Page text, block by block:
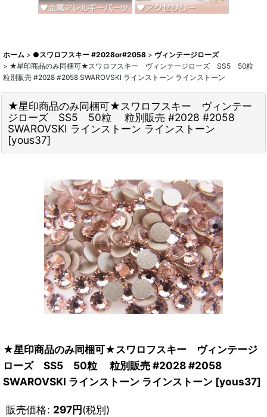
ホーム > ●スワロフスキー #2028or#2058 > ヴィンテージローズ
> ★星印商品のみ同梱可★スワロフスキー ヴィンテージローズ SS5 50粒
粒別販売 #2028 #2058 SWAROVSKI ラインストーン ラインストーン
★星印商品のみ同梱可★スワロフスキー ヴィンテー
ジローズ SS5 50粒 粒別販売 #2028 #2058
SWAROVSKI ラインストーン ラインストーン
[yous37]
★星印商品のみ同梱可★スワロフスキー ヴィンテージ
ローズ SS5 50粒 粒別販売 #2028 #2058
SWAROVSKI ラインストーン ラインストーン [yous37]
販売価格: 297円(税別)